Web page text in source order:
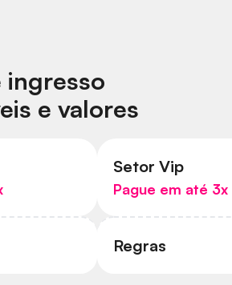
ingresso
e valores
Setor Vip
Pague em até 3x
Regras